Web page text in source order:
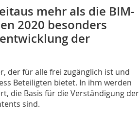
mehr als die BIM-
2020 besonders
der
der für alle frei zugänglich ist und
Beteiligten bietet. In ihm werden
die Basis für die Verständigung der
sind.